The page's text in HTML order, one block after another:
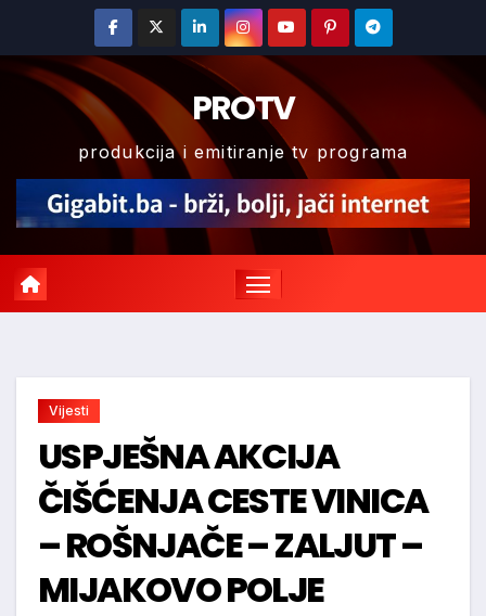
content
PROTV
produkcija i emitiranje tv programa
Vijesti
USPJEŠNA AKCIJA
ČIŠĆENJA CESTE VINICA
– ROŠNJAČE – ZALJUT –
MIJAKOVO POLJE